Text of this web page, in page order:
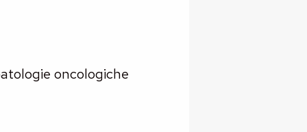
oncologiche